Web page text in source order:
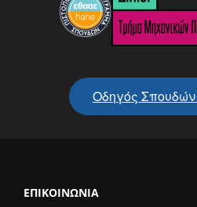
Οδηγός Σπουδών
ΕΠΙΚΟΙΝΩΝΊΑ